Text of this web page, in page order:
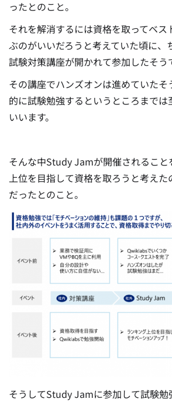
ったとのこと。
それを解消するには資格を取ってベス
ぶのがいいだろうと考えていた頃に、
試験対策講座が開かれて参加したそう
その講座でハンズオンは進めていた
的に試験勉強するというところまでは
いいます。
そんな中Study Jamが開催されること
上位を目指して資格を取ろうと考えた
だったとのこと。
そうしてStudy Jamに参加して試験勉